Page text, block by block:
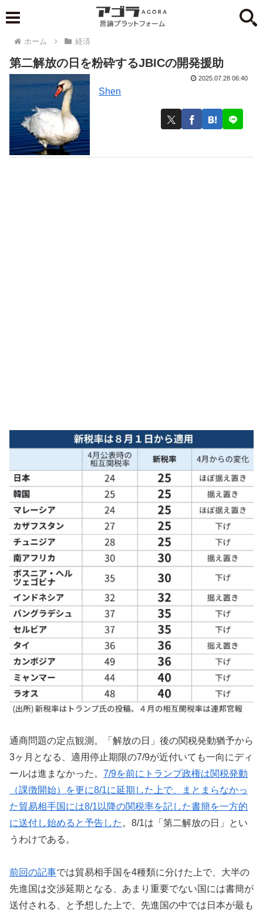
ホーム 経済
第二解放の日を粉砕するJBICの開発援助
Shen
2025.07.28 06:40
通商問題の定点観測。「解放の日」後の関税発動猶予から
3ヶ月となる、適用停止期限の7/9が近付いても一向にディ
ールは進まなかった。 7/9を前にトランプ政権は関税発動
（課徴開始）を更に8/1に延期した上で、まとまらなかっ
た貿易相手国には8/1以降の関税率を記した書簡を一方的
に送付し始めると予告した 。8/1は「第二解放の日」とい
うわけである。
前回の記事では貿易相手国を4種類に分けた上で、大半の
先進国は交渉延期となる、あまり重要でない国には書簡が
送付される、と予想した上で、先進国の中では日本が最も